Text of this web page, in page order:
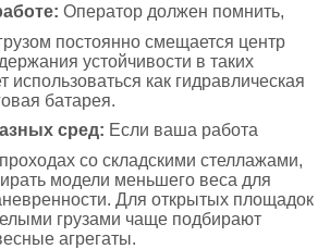
Оператор должен помнить,
постоянно смещается центр
устойчивости в таких
использоваться как гидравлическая
батарея.
сред: Если ваша работа
со складскими стеллажами,
модели меньшего веса для
Для открытых площадок
грузами чаще подбирают
агрегаты.